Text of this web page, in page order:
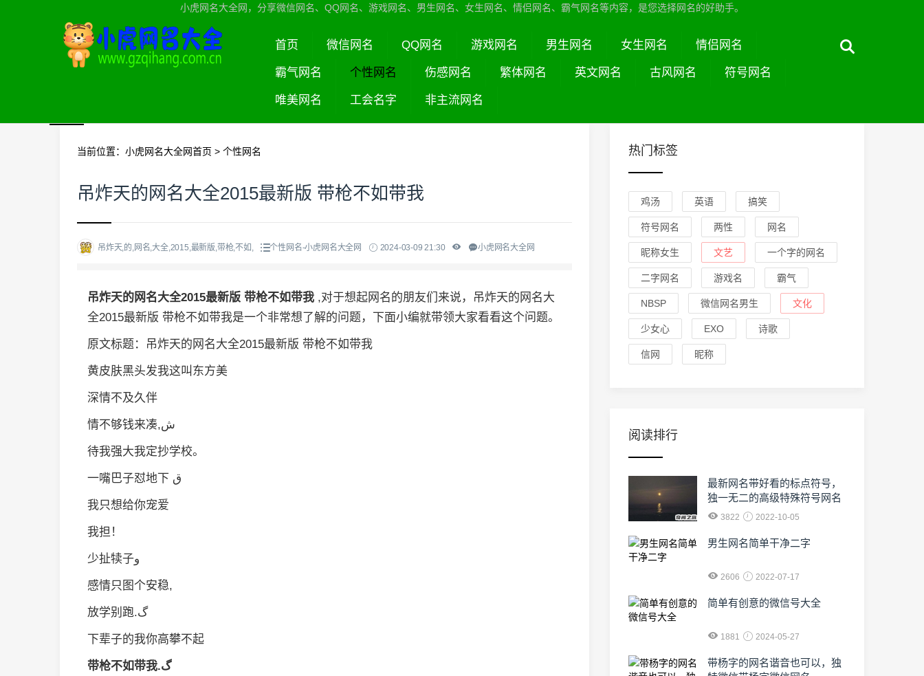
小虎网名大全网，分享微信网名、QQ网名、游戏网名、男生网名、女生网名、情侣网名、霸气网名等内容，是您选择网名的好助手。
首页 微信网名 QQ网名 游戏网名 男生网名 女生网名 情侣网名
霸气网名 个性网名 伤感网名 繁体网名 英文网名 古风网名 符号网名
唯美网名 工会名字 非主流网名
当前位置： 小虎网名大全网首页 > 个性网名
吊炸天的网名大全2015最新版 带枪不如带我
吊炸天,的,网名,大全,2015,最新版,带枪,不如, 个性网名-小虎网名大全网 2024-03-09 21:30 小虎网名大全网
吊炸天的网名大全2015最新版 带枪不如带我 ,对于想起网名的朋友们来说，吊炸天的网名大
全2015最新版 带枪不如带我是一个非常想了解的问题，下面小编就带领大家看看这个问题。
原文标题：吊炸天的网名大全2015最新版 带枪不如带我
黄皮肤黑头发我这叫东方美
深情不及久伴
情不够钱来凑,ش
待我强大我定抄学校。
一嘴巴子怼地下 ق
我只想给你宠爱
我担！
少扯犊子و
感情只图个安稳,
放学别跑.گ
下辈子的我你高攀不起
带枪不如带我.گ
热门标签
鸡汤 英语 搞笑
符号网名 两性 网名
昵称女生 文艺 一个字的网名
二字网名 游戏名 霸气
NBSP 微信网名男生 文化
少女心 EXO 诗歌
信网 昵称
阅读排行
最新网名带好看的标点符号，
独一无二的高级特殊符号网名
3822 2022-10-05
男生网名简单干净二字
2606 2022-07-17
简单有创意的微信号大全
1881 2024-05-27
​带杨字的网名谐音也可以，独